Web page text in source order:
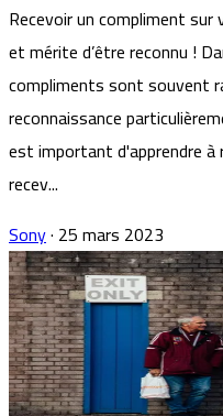
Recevoir un compliment
et mérite d’être reconnu !
compliments sont souvent
reconnaissance
est important d'apprendre
recev...
Sony· 25 mars 2023